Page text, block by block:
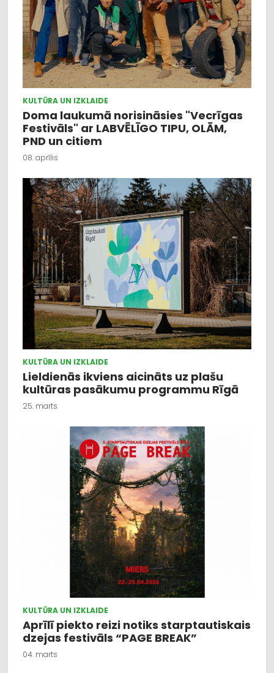
KULTŪRA UN IZKLAIDE
Doma laukumā norisināsies "Vecrīgas
Festivāls" ar LABVĒLĪGO TIPU, OLĀM,
PND un citiem
08. aprīlis
KULTŪRA UN IZKLAIDE
Lieldienās ikviens aicināts uz plašu
kultūras pasākumu programmu Rīgā
25. marts
KULTŪRA UN IZKLAIDE
Aprīlī piekto reizi notiks starptautiskais
dzejas festivāls “PAGE BREAK”
04. marts